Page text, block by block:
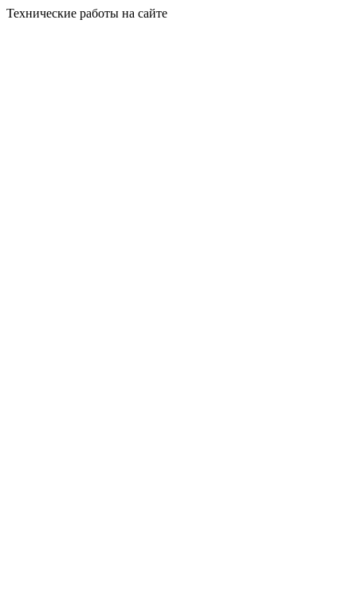
Технические работы на сайте